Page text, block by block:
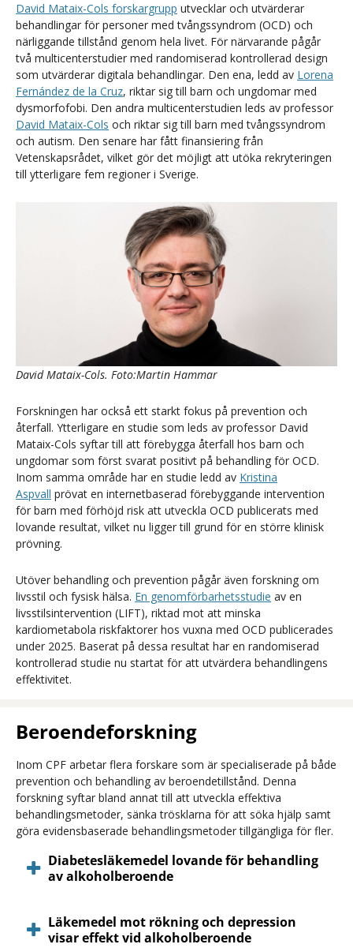
David Mataix-Cols forskargrupp utvecklar och utvärderar
behandlingar för personer med tvångssyndrom (OCD) och
närliggande tillstånd genom hela livet. För närvarande pågår
två multicenterstudier med randomiserad kontrollerad design
som utvärderar digitala behandlingar. Den ena, ledd av Lorena
Fernández de la Cruz, riktar sig till barn och ungdomar med
dysmorfofobi. Den andra multicenterstudien leds av professor
David Mataix-Cols och riktar sig till barn med tvångssyndrom
och autism. Den senare har fått finansiering från
Vetenskapsrådet, vilket gör det möjligt att utöka rekryteringen
till ytterligare fem regioner i Sverige.
David Mataix-Cols. Foto:Martin Hammar
Forskningen har också ett starkt fokus på prevention och
återfall. Ytterligare en studie som leds av professor David
Mataix-Cols syftar till att förebygga återfall hos barn och
ungdomar som först svarat positivt på behandling för OCD.
Inom samma område har en studie ledd av Kristina
Aspvall prövat en internetbaserad förebyggande intervention
för barn med förhöjd risk att utveckla OCD publicerats med
lovande resultat, vilket nu ligger till grund för en större klinisk
prövning.
Utöver behandling och prevention pågår även forskning om
livsstil och fysisk hälsa. En genomförbarhetsstudie av en
livsstilsintervention (LIFT), riktad mot att minska
kardiometabola riskfaktorer hos vuxna med OCD publicerades
under 2025. Baserat på dessa resultat har en randomiserad
kontrollerad studie nu startat för att utvärdera behandlingens
effektivitet.
Beroendeforskning
Inom CPF arbetar flera forskare som är specialiserade på både
prevention och behandling av beroendetillstånd. Denna
forskning syftar bland annat till att utveckla effektiva
behandlingsmetoder, sänka trösklarna för att söka hjälp samt
göra evidensbaserade behandlingsmetoder tillgängliga för fler.
Diabetesläkemedel lovande för behandling
av alkoholberoende
Läkemedel mot rökning och depression
visar effekt vid alkoholberoende